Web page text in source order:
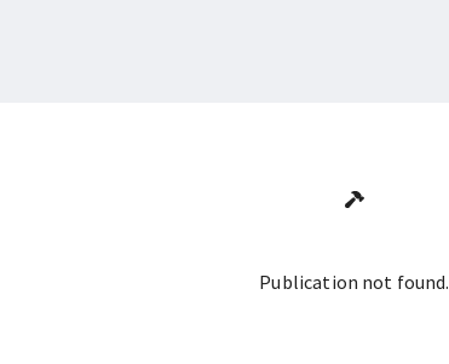
Publication not found.